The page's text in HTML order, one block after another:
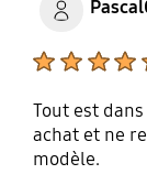
Tout est
achat et ne
modèle.